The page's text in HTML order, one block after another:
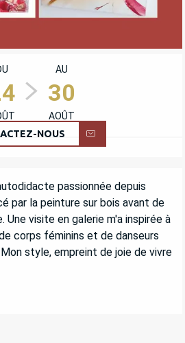
COORDONNÉES
AU
30
AOÛT
NOUS
passionnée depuis
par la peinture sur bois avant de
Une visite en galerie m'a inspirée à
corps féminins et de danseurs
style, empreint de joie de vivre